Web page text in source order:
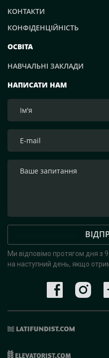
НАПИСАТИ НАМ
Ми відповімо протягом дня з
на наступний день, якщо
КОНТАКТИ
КОНФІДЕНЦІЙНІСТЬ
ОСВІТА
НАВЧАЛЬНІ ЗАКЛАДИ